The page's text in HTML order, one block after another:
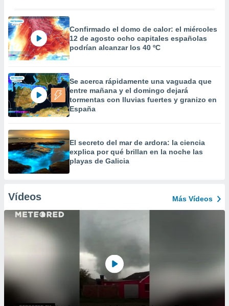
Confirmado el domo de calor: el miércoles
12 de agosto ocho capitales españolas
podrían alcanzar los 40 ºC
Se acerca rápidamente una vaguada que
entre mañana y el domingo dejará
tormentas con lluvias fuertes y granizo en
España
El secreto del mar de ardora: la ciencia
explica por qué brillan en la noche las
playas de Galicia
Vídeos Más Vídeos